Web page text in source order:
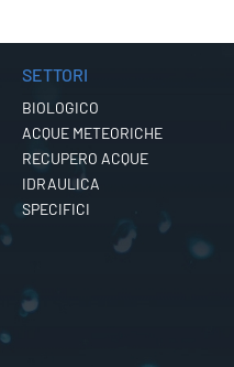
SETTORI
BIOLOGICO
ACQUE METEORICHE
RECUPERO ACQUE
IDRAULICA
SPECIFICI